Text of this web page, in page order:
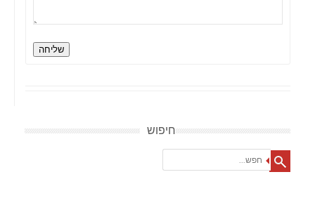
שליחה
חיפוש